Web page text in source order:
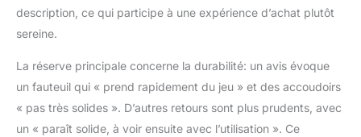
description, ce qui participe à une expérience d’achat plutôt
sereine.
La réserve principale concerne la durabilité: un avis évoque
un fauteuil qui « prend rapidement du jeu » et des accoudoirs
« pas très solides ». D’autres retours sont plus prudents, avec
un « paraît solide, à voir ensuite avec l’utilisation ». Ce